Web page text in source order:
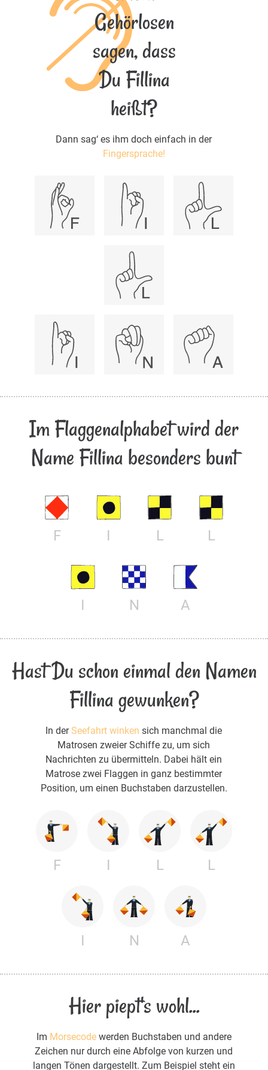
Gehörlosen
sagen, dass
Du Fillina
heißt?
Dann sag‘ es ihm doch einfach in der
Fingersprache!
Im Flaggenalphabet wird der
Name Fillina besonders bunt
F I L L
I N A
Hast Du schon einmal den Namen
Fillina gewunken?
In derSeefahrt winken sich manchmal die
Matrosen zweier Schiffe zu, um sich
Nachrichten zu übermitteln. Dabei hält ein
Matrose zwei Flaggen in ganz bestimmter
Position, um einen Buchstaben darzustellen.
F I L L
I N A
Hier piept's wohl...
Im Morsecodewerden Buchstaben und andere
Zeichen nur durch eine Abfolge von kurzen und
langen Tönen dargestellt. Zum Beispiel steht ein